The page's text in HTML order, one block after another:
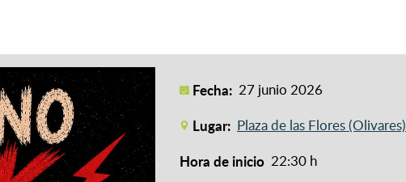
Fecha: 27 junio 2026
Lugar: Plaza de las Flores (Olivares)
Hora de inicio 22:30 h